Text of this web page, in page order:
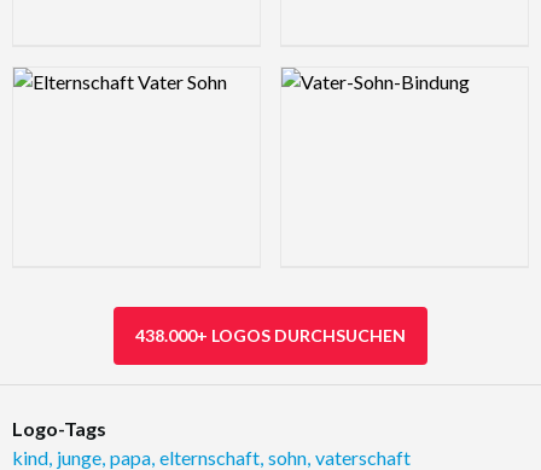
Logo Preview Image Logo Preview Image
438.000+ LOGOS DURCHSUCHEN
Logo-Tags
kind junge papa elternschaft sohn vaterschaft